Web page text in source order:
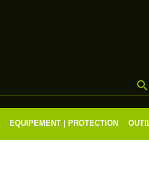

EQUIPEMENT | PROTECTION